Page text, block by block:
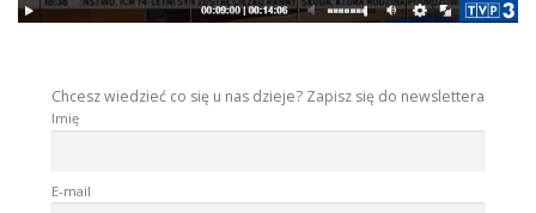
Chcesz wiedzieć co się u nas dzieje? Zapisz się do newslettera
Imię
E-mail